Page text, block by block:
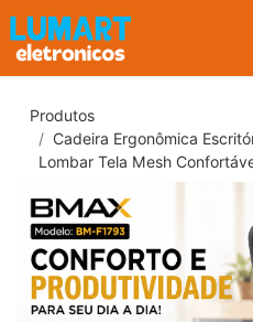
Produtos
Cadeira Ergonômica
Lombar Tela Mesh